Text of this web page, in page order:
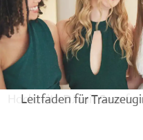
Hochzeits DJ mit
Leitfaden für